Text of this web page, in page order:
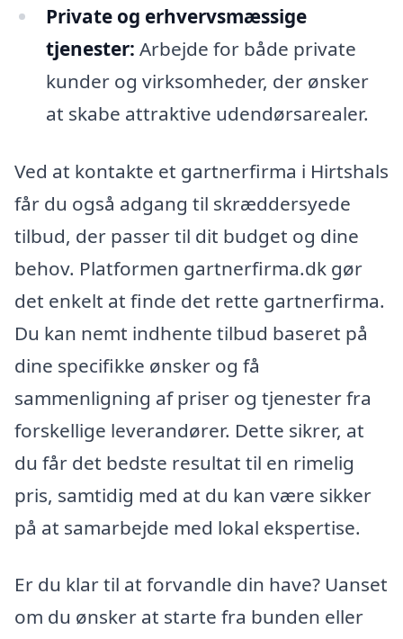
Private og erhvervsmæssige
tjenester: Arbejde for både private
kunder og virksomheder, der ønsker
at skabe attraktive udendørsarealer.
Ved at kontakte et gartnerfirma i Hirtshals
får du også adgang til skræddersyede
tilbud, der passer til dit budget og dine
behov. Platformen gartnerfirma.dk gør
det enkelt at finde det rette gartnerfirma.
Du kan nemt indhente tilbud baseret på
dine specifikke ønsker og få
sammenligning af priser og tjenester fra
forskellige leverandører. Dette sikrer, at
du får det bedste resultat til en rimelig
pris, samtidig med at du kan være sikker
på at samarbejde med lokal ekspertise.
Er du klar til at forvandle din have? Uanset
om du ønsker at starte fra bunden eller